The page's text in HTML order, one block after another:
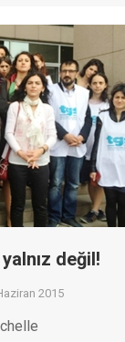
değil!
2015